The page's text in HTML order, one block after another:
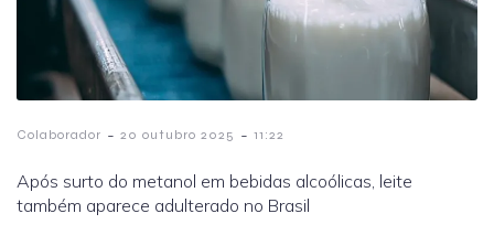
Colaborador - 20 outubro 2025 - 11:22
Após surto do metanol em bebidas alcoólicas, leite
também aparece adulterado no Brasil